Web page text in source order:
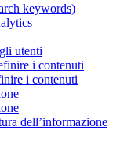
keywords)
utenti
i contenuti
i contenuti
dell’informazione